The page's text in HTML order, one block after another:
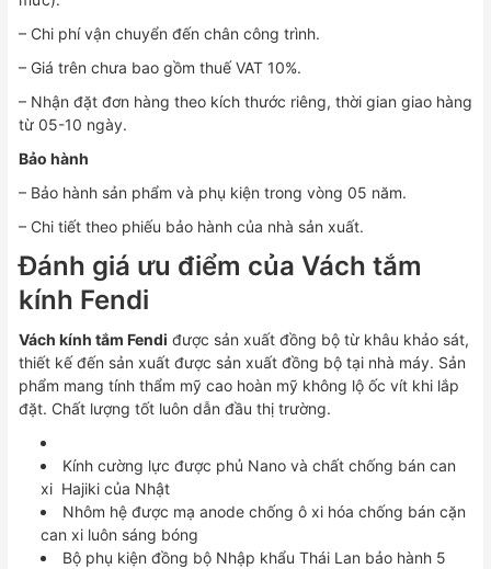
– Chi phí vận chuyển đến chân công trình.
– Giá trên chưa bao gồm thuế VAT 10%.
– Nhận đặt đơn hàng theo kích thước riêng, thời gian giao hàng
từ 05-10 ngày.
Bảo hành
– Bảo hành sản phẩm và phụ kiện trong vòng 05 năm.
– Chi tiết theo phiếu bảo hành của nhà sản xuất.
Đánh giá ưu điểm của Vách tắm
kính Fendi
Vách kính tắm Fendi được sản xuất đồng bộ từ khâu khảo sát,
thiết kế đến sản xuất được sản xuất đồng bộ tại nhà máy. Sản
phẩm mang tính thẩm mỹ cao hoàn mỹ không lộ ốc vít khi lắp
đặt. Chất lượng tốt luôn dẫn đầu thị trường.
Kính cường lực được phủ Nano và chất chống bán can
xi Hajiki của Nhật
Nhôm hệ được mạ anode chống ô xi hóa chống bán cặn
can xi luôn sáng bóng
Bộ phụ kiện đồng bộ Nhập khẩu Thái Lan bảo hành 5